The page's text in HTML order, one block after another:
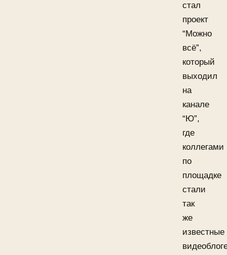
стал
проект
“Можно
всё”,
который
выходил
на
канале
“Ю”,
где
коллегами
по
площадке
стали
так
же
известные